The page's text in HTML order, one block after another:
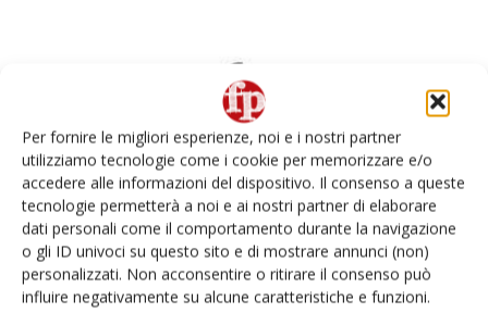
Per fornire le migliori esperienze, noi e i nostri partner
utilizziamo tecnologie come i cookie per memorizzare e/o
accedere alle informazioni del dispositivo. Il consenso a queste
tecnologie permetterà a noi e ai nostri partner di elaborare
dati personali come il comportamento durante la navigazione
o gli ID univoci su questo sito e di mostrare annunci (non)
personalizzati. Non acconsentire o ritirare il consenso può
influire negativamente su alcune caratteristiche e funzioni.
Brands Award 2018: i candidati del
comparto vegetale